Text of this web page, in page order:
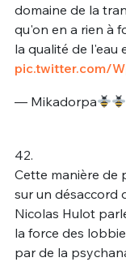
domaine de la
qu'on en a rien à
la qualité de l'eau
pic.twitter.com/
— Mikadorpa
42.
Cette manière de
sur un désaccord
Nicolas Hulot
la force des
par de la